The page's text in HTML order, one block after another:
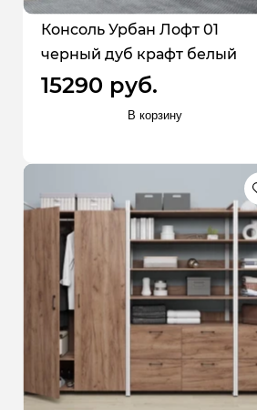
Консоль Урбан Лофт 01
черный дуб крафт белый
15290 руб.
В корзину